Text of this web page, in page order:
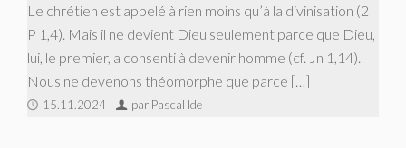
Le chrétien est appelé à rien moins qu’à la divinisation (2
P 1,4). Mais il ne devient Dieu seulement parce que Dieu,
lui, le premier, a consenti à devenir homme (cf. Jn 1,14).
Nous ne devenons théomorphe que parce […]
15.11.2024 par Pascal Ide